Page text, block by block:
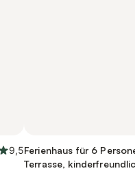
9,5Ferienhaus für 6
Terrasse,